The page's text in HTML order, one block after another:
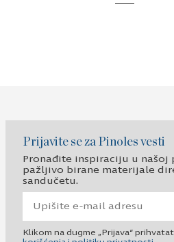
Prijavite se za Pinoles vesti
Pronađite inspiraciju u našoj
pažljivo birane materijale
sandučetu.
Klikom na dugme „Prijava“